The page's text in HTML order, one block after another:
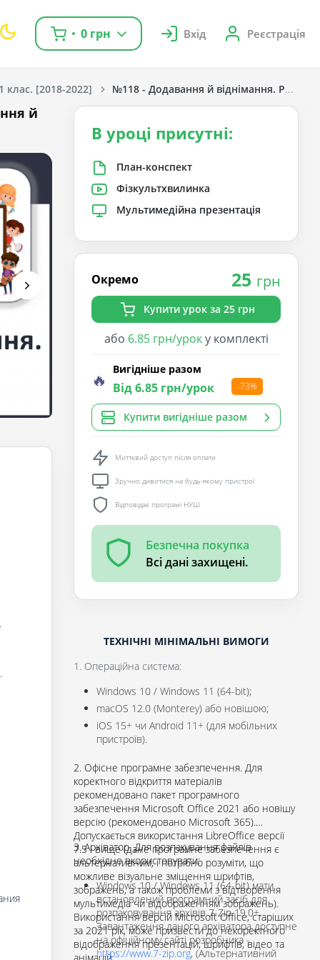
0 грн Вхід Реєстрація
клас. [2018-2022] №118 - Додавання й віднімання.
й
В уроці присутні:
План-конспект
Фізкультхвилинка
Мультимедійна презентація
Окремо 25 грн
Купити урок за 25 грн
або 6.85 грн/уроку комплекті
🔥 Вигідніше разом
Від 6.85 грн/урок -73%
Купити вигідніше разом
Миттєвий доступ після оплати
Зручно дивитися на будь-якому пристрої
Відповідає програмі НУШ
Безпечна покупка
Всі дані захищені.
ТЕХНІЧНІ МІНІМАЛЬНІ ВИМОГИ
1. Операційна система:
Windows 10 / Windows 11 (64-bit);
macOS 12.0 (Monterey) або новішою;
iOS 15+ чи Android 11+ (для мобільних
пристроїв).
2. Офісне програмне забезпечення. Для
коректного відкриття матеріалів
рекомендовано пакет програмного
забезпечення Microsoft Office 2021 або новішу
версію (рекомендовано Microsoft 365).
Допускається використання LibreOffice версії
7.5 і вище (дане програмне забезпечення є
альтернативним, і потрібно розуміти, що
можливе візуальне зміщення шрифтів,
зображень, а також проблеми з відтворення
мультимедіа чи відображенням зображень).
Використання версій Microsoft Office, старіших
за 2021 рік, може призвести до некоректного
відображення презентацій, шрифтів, відео та
3. Архіватор. Для розпакування файлів
необхідно вкористовувати:
Windows 10 / Windows 11 (64-bit) мати
встановлений програмний засіб для
розпаковування архівів 7-Zip 19.0+.
Завантаження даного архіватора доступне
на офіційному сайті розробника -
https://www.7-zip.org, (Альтернативний